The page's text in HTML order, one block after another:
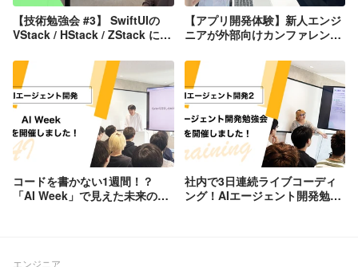
【技術勉強会 #3】 SwiftUIの
VStack / HStack / ZStack につ
【アプリ開発体験】新人エンジ
ニアが外部向けカンファレンス
コードを書かない1週間！？
「AI Week」で見えた未来のエ
社内で3日連続ライブコーディ
ング！AIエージェント開発勉強
エンジニア